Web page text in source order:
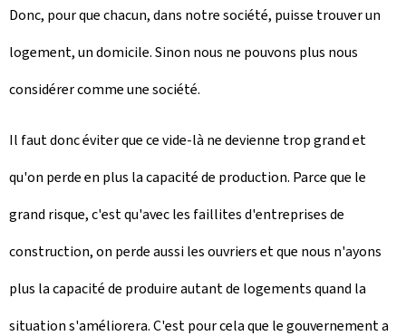
Donc, pour que chacun, dans notre société, puisse trouver un
logement, un domicile. Sinon nous ne pouvons plus nous
considérer comme une société.
Il faut donc éviter que ce vide-là ne devienne trop grand et
qu'on perde en plus la capacité de production. Parce que le
grand risque, c'est qu'avec les faillites d'entreprises de
construction, on perde aussi les ouvriers et que nous n'ayons
plus la capacité de produire autant de logements quand la
situation s'améliorera. C'est pour cela que le gouvernement a